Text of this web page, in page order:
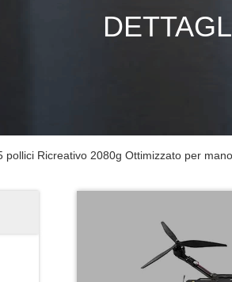
pollici Ricreativo 2080g Ottimizzato per